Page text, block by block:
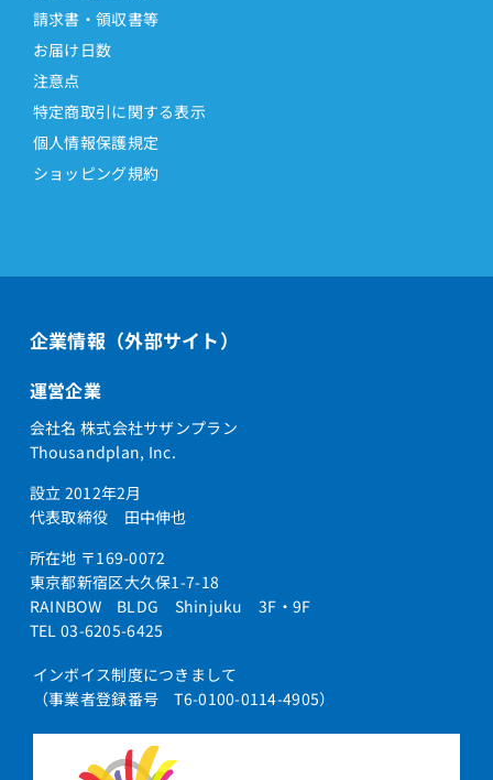
請求書・領収書等
お届け日数
注意点
特定商取引に関する表示
個人情報保護規定
ショッピング規約
企業情報（外部サイト）
運営企業
会社名 株式会社サザンプラン
Thousandplan, Inc.
設立 2012年2月
代表取締役 田中伸也
所在地 〒169-0072
東京都新宿区大久保1-7-18
RAINBOW BLDG Shinjuku 3F・9F
TEL 03-6205-6425
インボイス制度につきまして
（事業者登録番号 T6-0100-0114-4905）